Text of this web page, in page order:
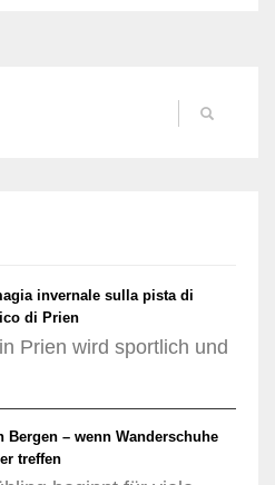
invernale sulla pista di
di Prien
Prien wird sportlich und
– wenn Wanderschuhe
treffen